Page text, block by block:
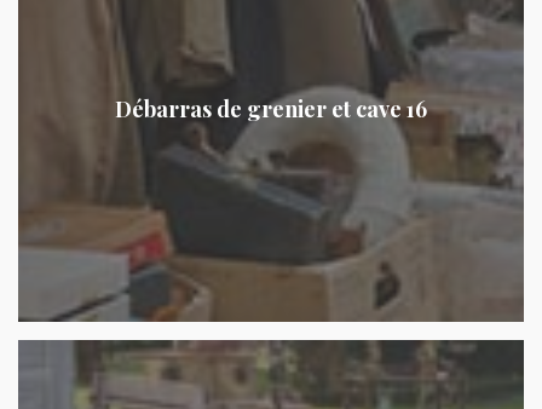
Débarras de grenier et cave 16